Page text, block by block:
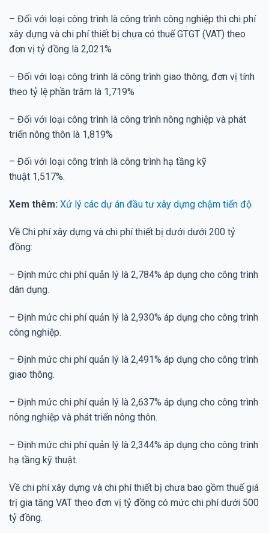
– Đối với loại công trình là công trình công nghiệp thì chi phí
xây dựng và chi phí thiết bị chưa có thuế GTGT (VAT) theo
đơn vị tỷ đồng là 2,021%
– Đối với loại công trình là công trình giao thông, đơn vị tính
theo tỷ lệ phần trăm là 1,719%
– Đối với loại công trình là công trình nông nghiệp và phát
triển nông thôn là 1,819%
– Đối với loại công trình là công trình hạ tầng kỹ
thuật 1,517%.
Xem thêm: Xử lý các dự án đầu tư xây dựng chậm tiến độ
Về Chi phí xây dựng và chi phí thiết bị dưới dưới 200 tỷ
đồng:
– Định mức chi phí quản lý là 2,784% áp dụng cho công trình
dân dụng.
– Định mức chi phí quản lý là 2,930% áp dụng cho công trình
công nghiệp.
– Định mức chi phí quản lý là 2,491% áp dụng cho công trình
giao thông.
– Định mức chi phí quản lý là 2,637% áp dụng cho công trình
nông nghiệp và phát triển nông thôn.
– Định mức chi phí quản lý là 2,344% áp dụng cho công trình
hạ tầng kỹ thuật.
Về chi phí xây dựng và chi phí thiết bị chưa bao gồm thuế giá
trị gia tăng VAT theo đơn vị tỷ đồng có mức chi phí dưới 500
tỷ đồng.